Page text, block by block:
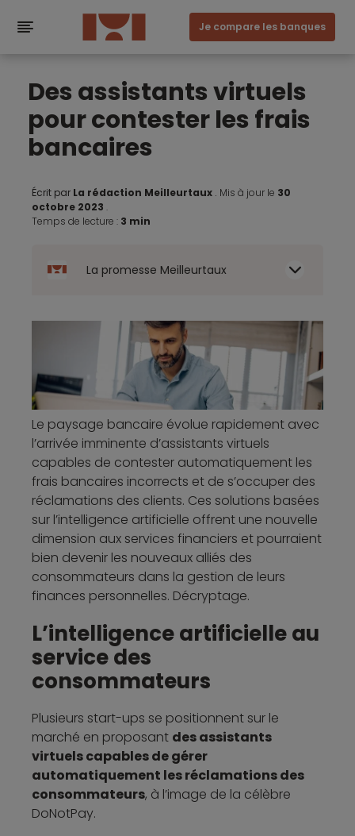
Je compare les banques
Des assistants virtuels
pour contester les frais
bancaires
Écrit par La rédaction Meilleurtaux . Mis à jour le 30
octobre 2023 .
Temps de lecture : 3 min
La promesse Meilleurtaux
Le paysage bancaire évolue rapidement avec
l’arrivée imminente d’assistants virtuels
capables de contester automatiquement les
frais bancaires incorrects et de s’occuper des
réclamations des clients. Ces solutions basées
sur l’intelligence artificielle offrent une nouvelle
dimension aux services financiers et pourraient
bien devenir les nouveaux alliés des
consommateurs dans la gestion de leurs
finances personnelles. Décryptage.
L’intelligence artificielle au
service des
consommateurs
Plusieurs start-ups se positionnent sur le
marché en proposant des assistants
virtuels capables de gérer
automatiquement les réclamations des
consommateurs, à l’image de la célèbre
DoNotPay.